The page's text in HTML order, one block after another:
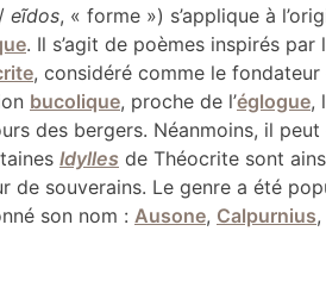
/ eĩdos, « forme ») s’applique à
. Il s’agit de poèmes inspirés par
, considéré comme le
bucolique, proche de l’églogue,
des bergers. Néanmoins, il
Idylles de Théocrite sont
de souverains. Le genre a été
son nom : Ausone, Calpurnius,